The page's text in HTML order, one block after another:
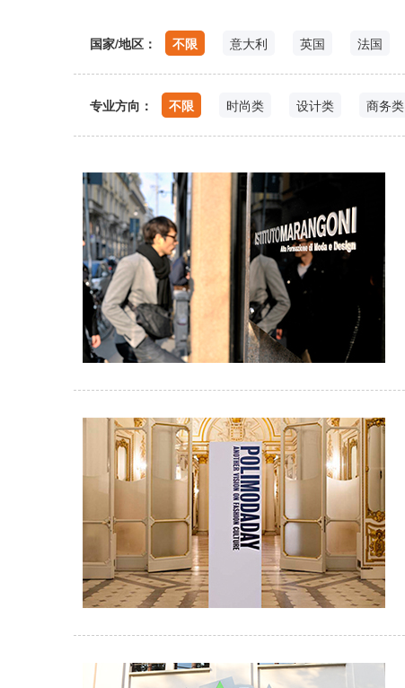
国家/地区： 不限 意大利 英国 法国
专业方向： 不限 时尚类 设计类 商务类